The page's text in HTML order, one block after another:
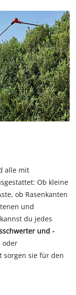
alle mit
Ob kleine
ob Rasenkanten
und
du jedes
und -
oder
sorgen sie für den